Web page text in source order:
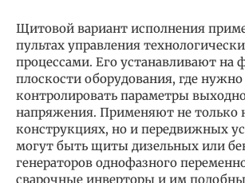
Щитовой вариант исполнения
пультах управления
процессами. Его устанавливают на
плоскости оборудования, где
контролировать параметры
напряжения. Применяют не только
конструкциях, но и передвижных
могут быть щиты дизельных или
генераторов однофазного
сварочные инверторы и им